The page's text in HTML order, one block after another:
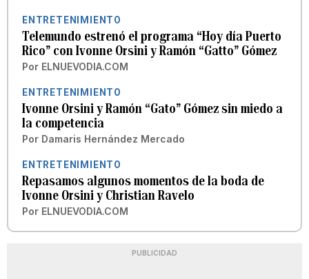
ENTRETENIMIENTO
Telemundo estrenó el programa “Hoy día Puerto
Rico” con Ivonne Orsini y Ramón “Gatto” Gómez
Por ELNUEVODIA.COM
ENTRETENIMIENTO
Ivonne Orsini y Ramón “Gato” Gómez sin miedo a
la competencia
Por Damaris Hernández Mercado
ENTRETENIMIENTO
Repasamos algunos momentos de la boda de
Ivonne Orsini y Christian Ravelo
Por ELNUEVODIA.COM
PUBLICIDAD